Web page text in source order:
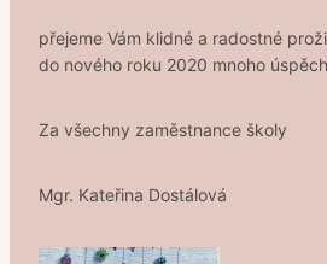
přejeme Vám klidné a radostné
do nového roku 2020 mnoho
Za všechny zaměstnance školy
Mgr. Kateřina Dostálová